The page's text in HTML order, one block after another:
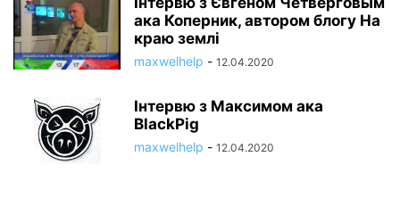
ака Коперник, автором блогу На
краю землі
maxwelhelp - 12.04.2020
Інтервю з Максимом ака
BlackPig
maxwelhelp - 12.04.2020